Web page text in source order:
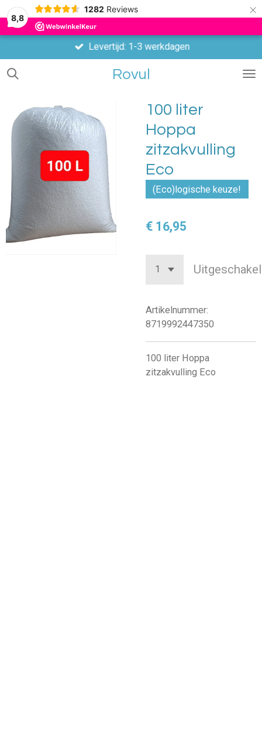
8,8
1282 Reviews ×
Rovul
Levertijd: 1-3 werkdagen
100 liter
Hoppa
zitzakvulling
Eco
(Eco)logische keuze!
€ 16,95
Artikelnummer:
8719992447350
100 liter Hoppa
zitzakvulling Eco